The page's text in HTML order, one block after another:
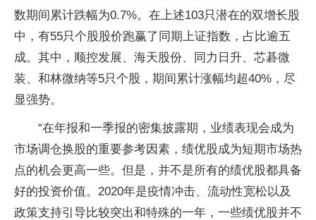
数期间累计跌幅为0.7%。在上述103只潜在的双增长股
中，有55只个股股价跑赢了同期上证指数，占比逾五
成。其中，顺控发展、海天股份、同力日升、芯碁微
装、和林微纳等5只个股，期间累计涨幅均超40%，尽
显强势。
“在年报和一季报的密集披露期，业绩表现会成为
市场调仓换股的重要参考因素，绩优股成为短期市场热
点的机会更高一些。但是，并不是所有的绩优股都具备
好的投资价值。2020年是疫情冲击、流动性宽松以及
政策支持引导比较突出和特殊的一年，一些绩优股并不